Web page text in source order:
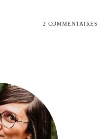
2 COMMENTAIRES